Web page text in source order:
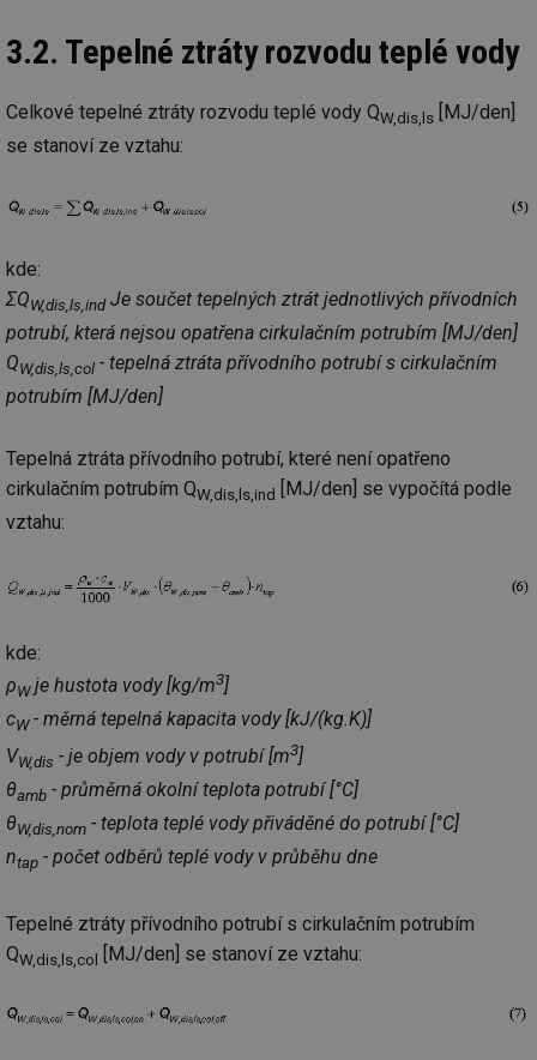
3.2. Tepelné ztráty rozvodu teplé vody
Celkové tepelné ztráty rozvodu teplé vody QW,dis,ls [MJ/den]
se stanoví ze vztahu:
kde:
ΣQW,dis,ls,indJe součet tepelných ztrát jednotlivých přívodních
potrubí, která nejsou opatřena cirkulačním potrubím [MJ/den]
QW,dis,ls,col - tepelná ztráta přívodního potrubí s cirkulačním
potrubím [MJ/den]
Tepelná ztráta přívodního potrubí, které není opatřeno
cirkulačním potrubím QW,dis,ls,ind
[MJ/den] se vypočítá podle
vztahu:
kde:
ρWje hustota vody [kg/m3]
cW- měrná tepelná kapacita vody [kJ/(kg.K)]
VW,dis - je objem vody v potrubí [m3]
θamb - průměrná okolní teplota potrubí [°C]
θW,dis,nom - teplota teplé vody přiváděné do potrubí [°C]
ntap - počet odběrů teplé vody v průběhu dne
Tepelné ztráty přívodního potrubí s cirkulačním potrubím
QW,dis,ls,col [MJ/den] se stanoví ze vztahu: